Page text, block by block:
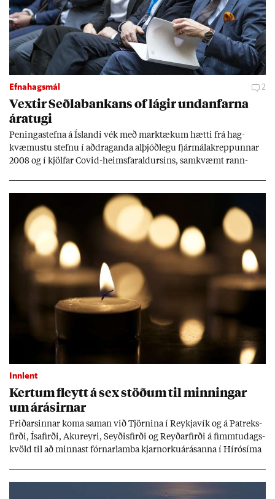
Efnahagsmál 2
Vext­ir Seðla­bank­ans of lág­ir und­an­farna
ára­tugi
Pen­inga­stefna á Ís­landi vék með mark­tæk­um hætti frá hag­
kvæm­ustu stefnu í að­drag­anda al­þjóð­legu fjár­málakrepp­unn­ar
2008 og í kjöl­far Covid-heims­far­ald­urs­ins, sam­kvæmt rann­
Innlent
Kert­um fleytt á sex stöð­um til minn­ing­ar
um árás­irn­ar
Frið­arsinn­ar koma sam­an við Tjörn­ina í Reykja­vík og á Pat­reks­
firði, Ísa­firði, Ak­ur­eyri, Seyð­is­firði og Reyð­ar­firði á fimmtu­dags­
kvöld til að minn­ast fórn­ar­lamba kjarn­orku­árás­anna í Hírósíma